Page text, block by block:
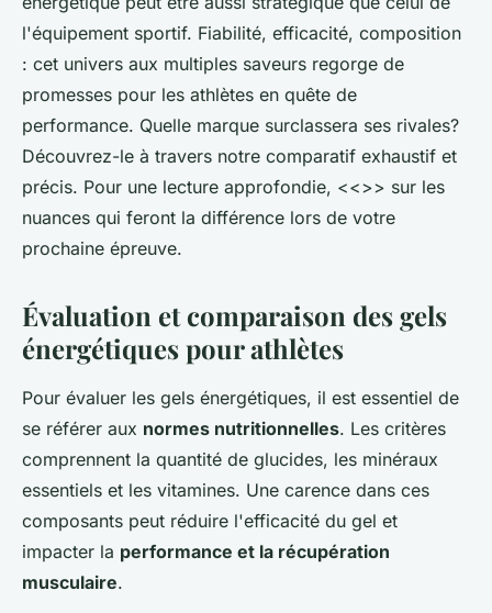
l'équipement sportif. Fiabilité, efficacité, composition
: cet univers aux multiples saveurs regorge de
promesses pour les athlètes en quête de
performance. Quelle marque surclassera ses rivales?
Découvrez-le à travers notre comparatif exhaustif et
précis. Pour une lecture approfondie, <<>> sur les
nuances qui feront la différence lors de votre
prochaine épreuve.
Évaluation et comparaison des gels
énergétiques pour athlètes
Pour évaluer les gels énergétiques, il est essentiel de
se référer aux normes nutritionnelles. Les critères
comprennent la quantité de glucides, les minéraux
essentiels et les vitamines. Une carence dans ces
composants peut réduire l'efficacité du gel et
impacter la performance et la récupération
musculaire.